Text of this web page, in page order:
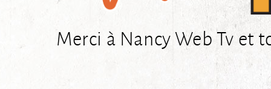
Merci à Nancy Web Tv et